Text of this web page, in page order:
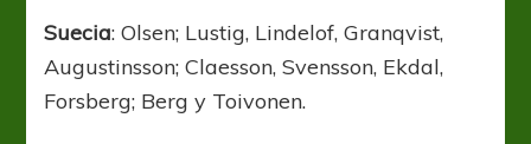
Suecia: Olsen; Lustig, Lindelof, Granqvist,
Augustinsson; Claesson, Svensson, Ekdal,
Forsberg; Berg y Toivonen.